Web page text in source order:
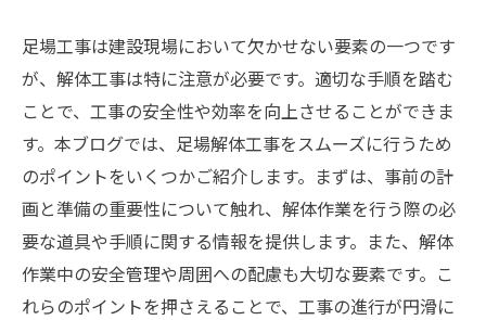
足場工事は建設現場において欠かせない要素の一つです
が、解体工事は特に注意が必要です。適切な手順を踏む
ことで、工事の安全性や効率を向上させることができま
す。本ブログでは、足場解体工事をスムーズに行うため
のポイントをいくつかご紹介します。まずは、事前の計
画と準備の重要性について触れ、解体作業を行う際の必
要な道具や手順に関する情報を提供します。また、解体
作業中の安全管理や周囲への配慮も大切な要素です。こ
れらのポイントを押さえることで、工事の進行が円滑に